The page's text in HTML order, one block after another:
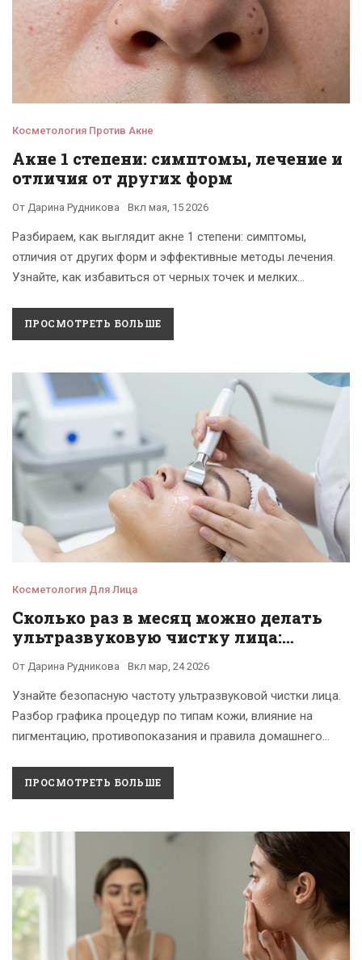
Косметология Против Акне
Акне 1 степени: симптомы, лечение и
отличия от других форм
От Дарина Рудникова Вкл мая, 15 2026
Разбираем, как выглядит акне 1 степени: симптомы,
отличия от других форм и эффективные методы лечения.
Узнайте, как избавиться от черных точек и мелких
ПРОСМОТРЕТЬ БОЛЬШЕ
Косметология Для Лица
Сколько раз в месяц можно делать
ультразвуковую чистку лица:
От Дарина Рудникова Вкл мар, 24 2026
Узнайте безопасную частоту ультразвуковой чистки лица.
Разбор графика процедур по типам кожи, влияние на
пигментацию, противопоказания и правила домашнего
ПРОСМОТРЕТЬ БОЛЬШЕ